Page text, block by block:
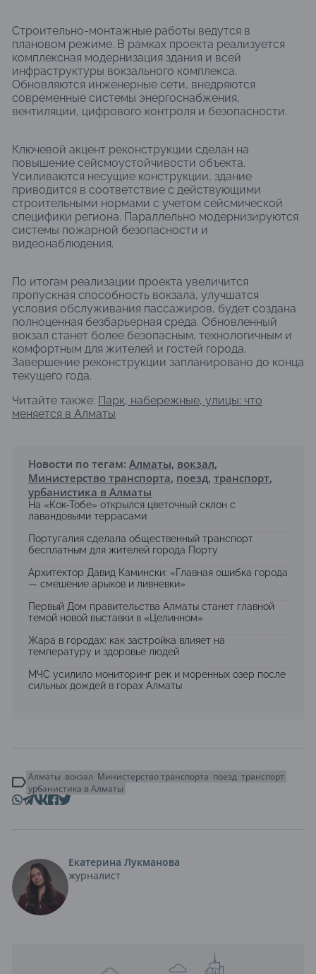
Строительно-монтажные работы ведутся в
плановом режиме. В рамках проекта реализуется
комплексная модернизация здания и всей
инфраструктуры вокзального комплекса.
Обновляются инженерные сети, внедряются
современные системы энергоснабжения,
вентиляции, цифрового контроля и безопасности.
Ключевой акцент реконструкции сделан на
повышение сейсмоустойчивости объекта.
Усиливаются несущие конструкции, здание
приводится в соответствие с действующими
строительными нормами с учетом сейсмической
специфики региона. Параллельно модернизируются
системы пожарной безопасности и
видеонаблюдения.
По итогам реализации проекта увеличится
пропускная способность вокзала, улучшатся
условия обслуживания пассажиров, будет создана
полноценная безбарьерная среда. Обновленный
вокзал станет более безопасным, технологичным и
комфортным для жителей и гостей города.
Завершение реконструкции запланировано до конца
текущего года.
Читайте также: Парк, набережные, улицы: что
меняется в Алматы
Новости по тегам: Алматы, вокзал,
Министерство транспорта, поезд, транспорт,
урбанистика в Алматы
На «Кок-Тобе» открылся цветочный склон с
лавандовыми террасами
Португалия сделала общественный транспорт
бесплатным для жителей города Порту
Архитектор Давид Камински: «Главная ошибка города
— смешение арыков и ливневки»
Первый Дом правительства Алматы станет главной
темой новой выставки в «Целинном»
Жара в городах: как застройка влияет на
температуру и здоровье людей
МЧС усилило мониторинг рек и моренных озер после
сильных дождей в горах Алматы
Алматы вокзал Министерство транспорта поезд транспорт
урбанистика в Алматы
Екатерина Лукманова
журналист